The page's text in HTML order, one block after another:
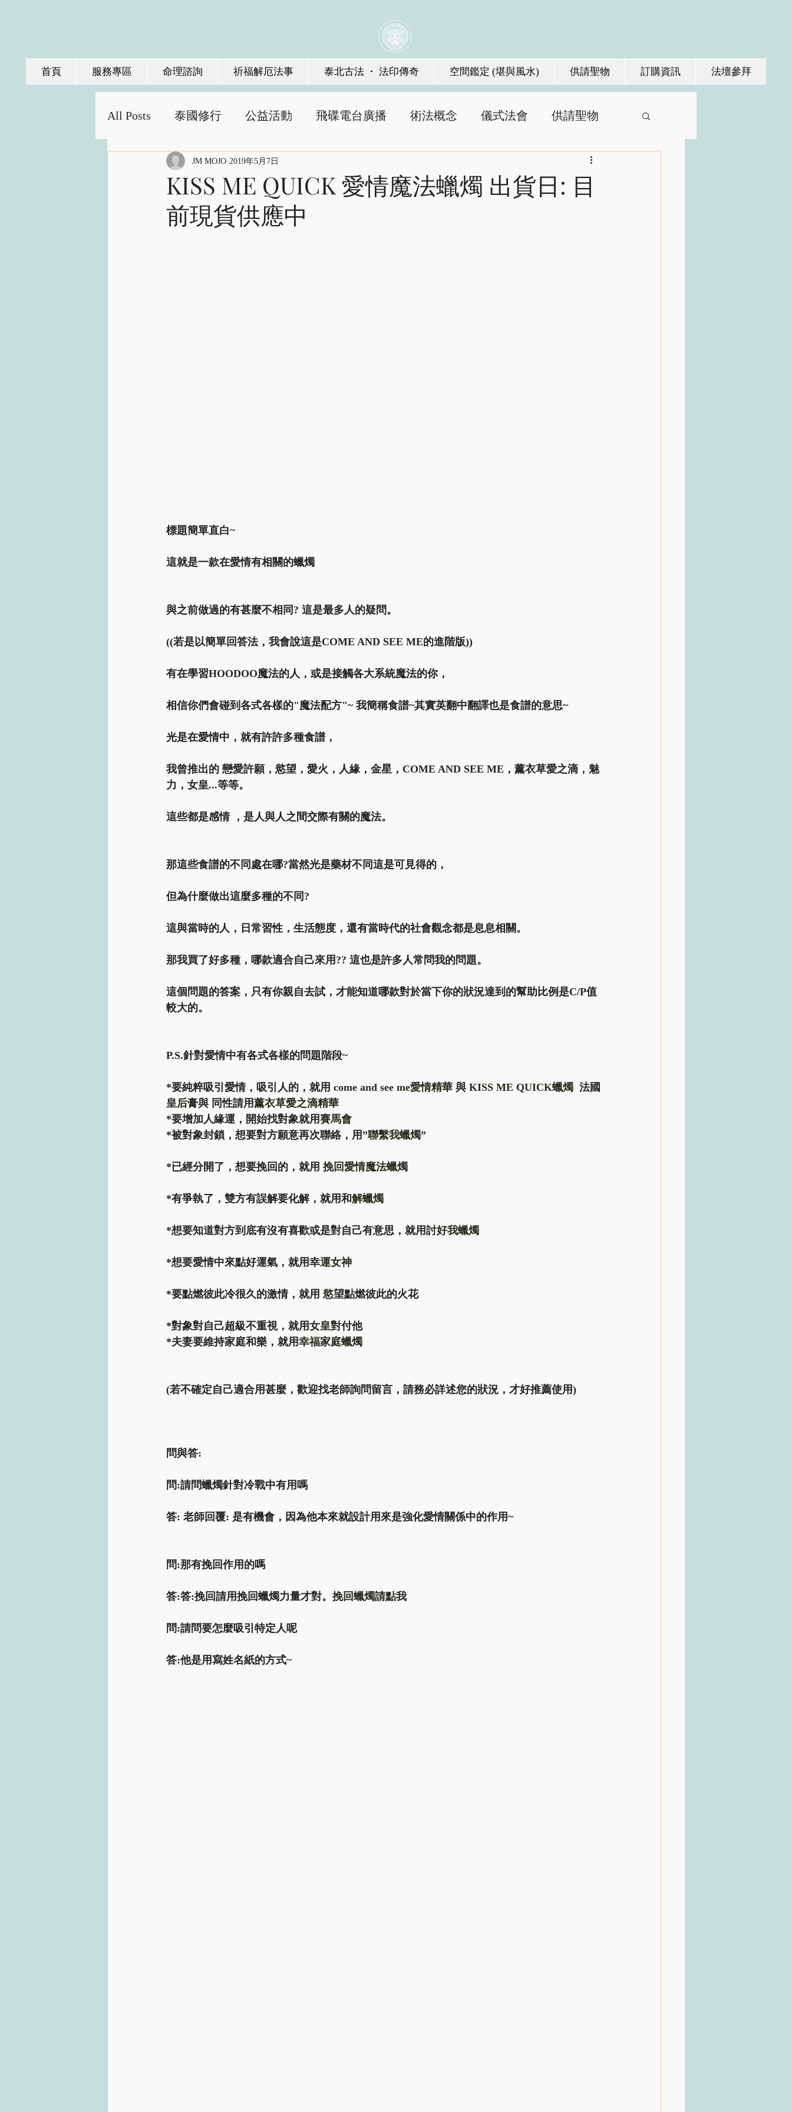
首頁 服務專區 命理諮詢 祈福解厄法事 泰北古法 ・ 法印傳奇 空間鑑定 (堪與風水) 供請聖物 訂購資訊 法壇參拜
All Posts 泰國修行 公益活動 飛碟電台廣播 術法概念 儀式法會 供請聖物
KISS ME QUICK 愛情魔法蠟燭 出貨日: 目
前現貨供應中
JM MOJO 2019年5月7日
標題簡單直白~
這就是一款在愛情有相關的蠟燭
與之前做過的有甚麼不相同? 這是最多人的疑問。
((若是以簡單回答法，我會說這是COME AND SEE ME的進階版))
有在學習HOODOO魔法的人，或是接觸各大系統魔法的你，
相信你們會碰到各式各樣的"魔法配方"~ 我簡稱食譜~其實英翻中翻譯也是食譜的意思~
光是在愛情中，就有許許多種食譜，
我曾推出的 戀愛許願，慾望，愛火，人緣，金星，COME AND SEE ME，薰衣草愛之滴，魅
力，女皇...等等。
這些都是感情 ，是人與人之間交際有關的魔法。
那這些食譜的不同處在哪?當然光是藥材不同這是可見得的，
但為什麼做出這麼多種的不同?
這與當時的人，日常習性，生活態度，還有當時代的社會觀念都是息息相關。
那我買了好多種，哪款適合自己來用?? 這也是許多人常問我的問題。
這個問題的答案，只有你親自去試，才能知道哪款對於當下你的狀況達到的幫助比例是C/P值
較大的。
P.S.針對愛情中有各式各樣的問題階段~
*要純粹吸引愛情，吸引人的，就用 come and see me愛情精華 與 KISS ME QUICK蠟燭
  法國
皇后膏與 同性請用薰衣草愛之滴精華
*要增加人緣運，開始找對象就用賽馬會
*被對象封鎖，想要對方願意再次聯絡，用”聯繫我蠟燭”
*已經分開了，想要挽回的，就用 挽回愛情魔法蠟燭
*有爭執了，雙方有誤解要化解，就用和解蠟燭
*想要知道對方到底有沒有喜歡或是對自己有意思，就用討好我蠟燭
*想要愛情中來點好運氣，就用幸運女神
*要點燃彼此冷很久的激情，就用 慾望點燃彼此的火花
*對象對自己超級不重視，就用女皇對付他
*夫妻要維持家庭和樂，就用幸福家庭蠟燭
(若不確定自己適合用甚麼，歡迎找老師詢問留言，請務必詳述您的狀況，才好推薦使用)
問與答:
問:請問蠟燭針對冷戰中有用嗎
答: 老師回覆: 是有機會，因為他本來就設計用來是強化愛情關係中的作用~
問:那有挽回作用的嗎
答:答:挽回請用挽回蠟燭力量才對。 挽回蠟燭請點我
問:請問要怎麼吸引特定人呢
答:他是用寫姓名紙的方式~